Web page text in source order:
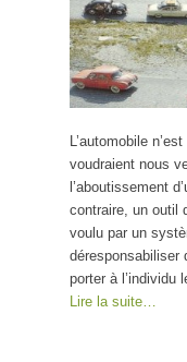
L’automobile
voudraient nous
l’aboutissement
contraire, un outil
voulu par un
déresponsabiliser
porter à l’individu
Lire la suite…